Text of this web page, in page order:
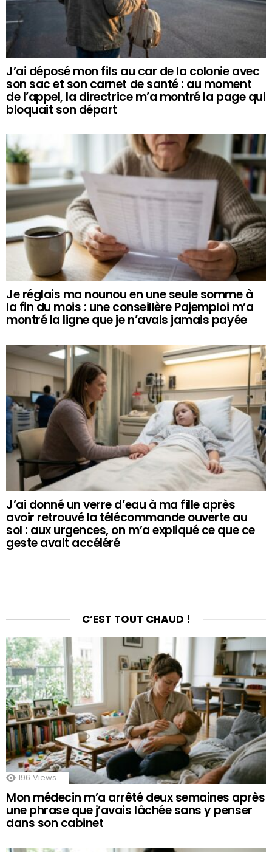
J’ai déposé mon fils au car de la colonie avec
son sac et son carnet de santé : au moment
de l’appel, la directrice m’a montré la page qui
bloquait son départ
Je réglais ma nounou en une seule somme à
la fin du mois : une conseillère Pajemploi m’a
montré la ligne que je n’avais jamais payée
J’ai donné un verre d’eau à ma fille après
avoir retrouvé la télécommande ouverte au
sol : aux urgences, on m’a expliqué ce que ce
geste avait accéléré
C’EST TOUT CHAUD !
196 Views
Mon médecin m’a arrêté deux semaines après
une phrase que j’avais lâchée sans y penser
dans son cabinet